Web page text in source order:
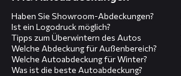
Haben Sie Showroom-Abdeckungen?
Ist ein Logodruck möglich?
Tipps zum Überwintern des Autos
Welche Abdeckung für Außenbereich?
Welche Autoabdeckung für Winter?
Was ist die beste Autoabdeckung?